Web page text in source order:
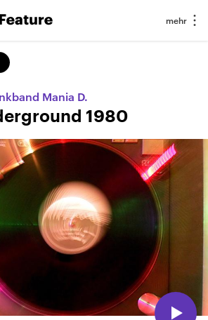
Mania D.
1980